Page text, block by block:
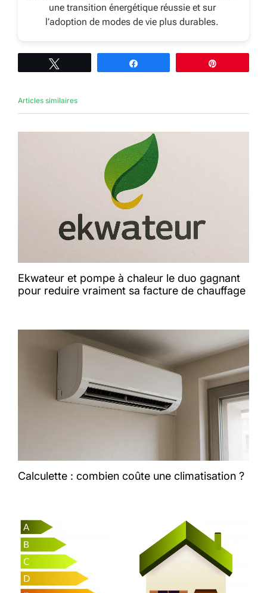
une transition énergétique réussie et sur
l’adoption de modes de vie plus durables.
Articles similaires
Ekwateur et pompe à chaleur le duo gagnant
pour reduire vraiment sa facture de chauffage
Calculette : combien coûte une climatisation ?